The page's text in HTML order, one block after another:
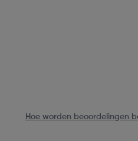
Hoe worden beoordelingen